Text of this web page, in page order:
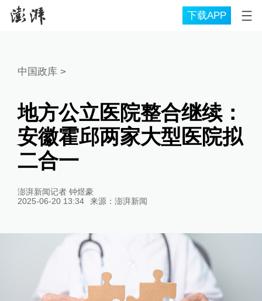
下载APP
中国政库 >
地方公立医院整合继续：
安徽霍邱两家大型医院拟
二合一
澎湃新闻记者 钟煜豪
2025-06-20 13:34
来源： 澎湃新闻